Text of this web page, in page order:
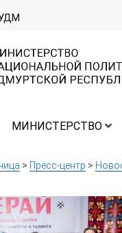
МИНИСТЕРСТВО
> Пресс-центр >